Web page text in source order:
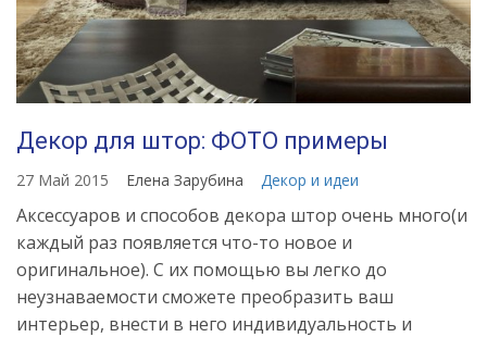
Декор для штор: ФОТО примеры
27 Май 2015 Елена Зарубина Декор и идеи
Аксессуаров и способов декора штор очень много(и
каждый раз появляется что-то новое и
оригинальное). С их помощью вы легко до
неузнаваемости сможете преобразить ваш
интерьер, внести в него индивидуальность и